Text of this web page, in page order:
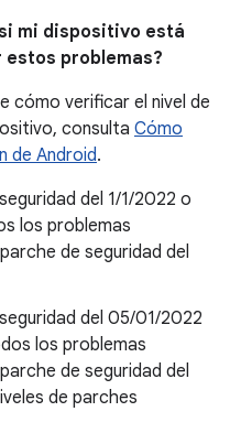
mi dispositivo está
problemas?
cómo verificar el nivel de
consulta Cómo
de Android.
del 1/1/2022 o
los problemas
de seguridad del
del 05/01/2022
los problemas
de seguridad del
de parches